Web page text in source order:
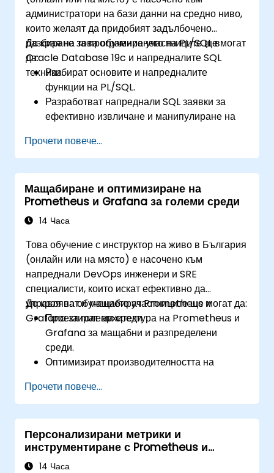
производителността, използвайки
динамични изгледи за производителност,
проследяване на SQL и планове за
изпълнение.
Планират и изпълняват преход/миграция
от 11g към 19c, използвайки поддържани
пътища за надграждане и инструменти.
администратори на бази данни на средно ниво,
които желаят да придобият задълбочено
разбиране за програмирането на PL/SQL в
Oracle Database 19c и напредналите SQL
техники.
До края на това обучение участниците ще могат
да:
Разбират основите и напредналите
функции на PL/SQL.
Разработват напреднали SQL заявки за
ефективно извличане и манипулиране на
Прилагат програмни конструкции на PL/SQL
за управление на данни и операции с бази
данни.
Оптимизират SQL заявки за по-добра
производителност.
Използват напреднали функции на PL/SQL
обработка на грешки.
Научат как да дебъгват и управляват
ефективно PL/SQL програми.
Прочети повече...
Мащабиране и оптимизиране на
Prometheus и Grafana за големи среди
14 Часа
Това обучение с инструктор на живо в България
(онлайн или на място) е насочено към
напреднали DevOps инженери и SRE
специалисти, които искат ефективно да
управляват и мащабират Prometheus и
Grafana за големи среди.
До края на обучението участниците ще могат да:
Проектират архитектура на Prometheus и
Grafana за мащабни и разпределени
среди.
Оптимизират производителността на
Конфигурират Grafana за големи масиви
от данни и сложни визуализации.
Прилагат напреднали стратегии за
отстраняване на проблеми и
мащабируемост.
Прочети повече...
Персонализирани метрики и
инструментиране с Prometheus и
Grafana
14 Часа